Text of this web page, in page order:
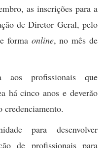
as inscrições para a
de Diretor Geral, pelo
forma online, no mês de
aos profissionais que
há cinco anos e deverão
credenciamento.
para desenvolver
de profissionais para